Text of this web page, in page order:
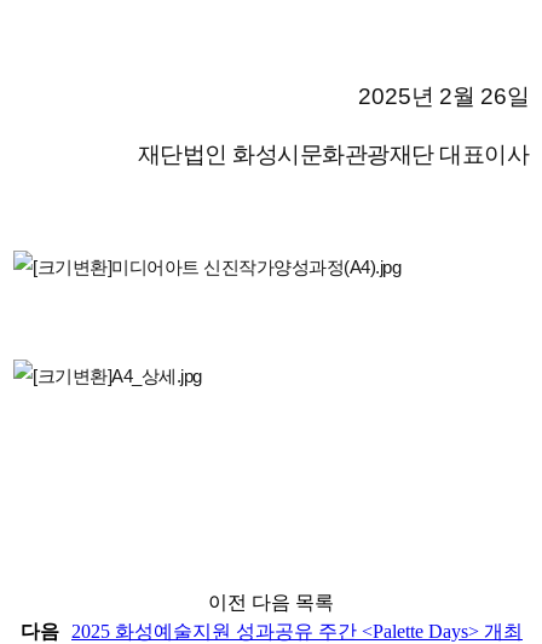
2025년 2월 26일
재단법인 화성시문화관광재단 대표이사
이전 다음 목록
다음
2025 화성예술지원 성과공유 주간 <Palette Days> 개최